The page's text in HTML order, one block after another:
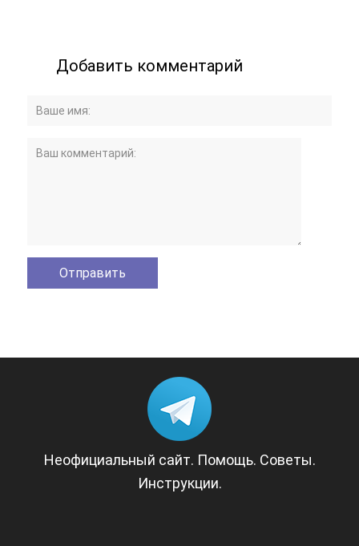
Добавить комментарий
Неофициальный сайт. Помощь. Советы.
Инструкции.